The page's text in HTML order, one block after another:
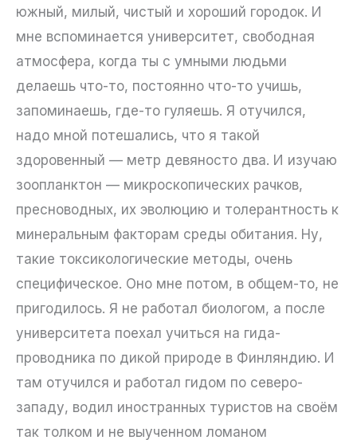
южный, милый, чистый и хороший городок. И
мне вспоминается университет, свободная
атмосфера, когда ты с умными людьми
делаешь что-то, постоянно что-то учишь,
запоминаешь, где-то гуляешь. Я отучился,
надо мной потешались, что я такой
здоровенный — метр девяносто два. И изучаю
зоопланктон — микроскопических рачков,
пресноводных, их эволюцию и толерантность к
минеральным факторам среды обитания. Ну,
такие токсикологические методы, очень
специфическое. Оно мне потом, в общем-то, не
пригодилось. Я не работал биологом, а после
университета поехал учиться на гида-
проводника по дикой природе в Финляндию. И
там отучился и работал гидом по северо-
западу, водил иностранных туристов на своём
так толком и не выученном ломаном